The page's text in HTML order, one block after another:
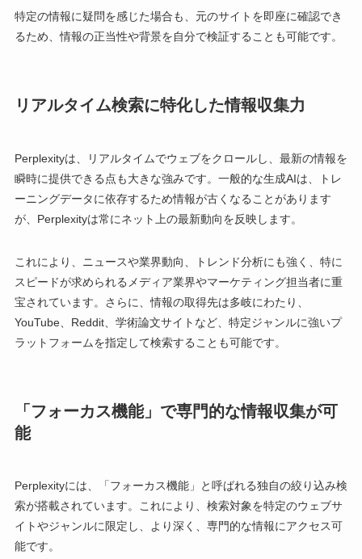
特定の情報に疑問を感じた場合も、元のサイトを即座に確認でき
るため、情報の正当性や背景を自分で検証することも可能です。
リアルタイム検索に特化した情報収集力
Perplexityは、リアルタイムでウェブをクロールし、最新の情報を
瞬時に提供できる点も大きな強みです。一般的な生成AIは、トレ
ーニングデータに依存するため情報が古くなることがあります
が、Perplexityは常にネット上の最新動向を反映します。
これにより、ニュースや業界動向、トレンド分析にも強く、特に
スピードが求められるメディア業界やマーケティング担当者に重
宝されています。さらに、情報の取得先は多岐にわたり、
YouTube、Reddit、学術論文サイトなど、特定ジャンルに強いプ
ラットフォームを指定して検索することも可能です。
「フォーカス機能」で専門的な情報収集が可
能
Perplexityには、「フォーカス機能」と呼ばれる独自の絞り込み検
索が搭載されています。これにより、検索対象を特定のウェブサ
イトやジャンルに限定し、より深く、専門的な情報にアクセス可
能です。